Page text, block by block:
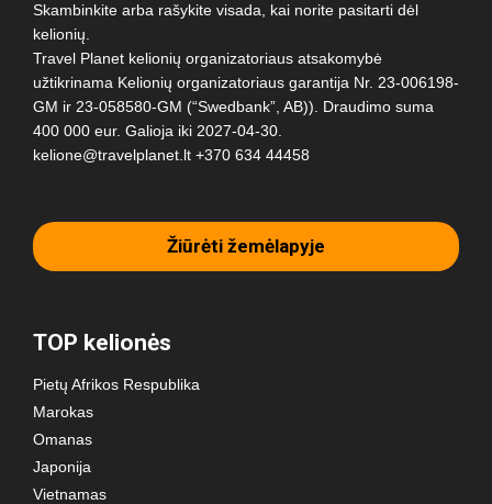
Skambinkite arba rašykite visada, kai norite pasitarti dėl
kelionių.
Travel Planet kelionių organizatoriaus atsakomybė
užtikrinama Kelionių organizatoriaus garantija Nr. 23-006198-
GM ir 23-058580-GM (“Swedbank”, AB)). Draudimo suma
400 000 eur. Galioja iki 2027-04-30.
kelione@travelplanet.lt +370 634 44458
Žiūrėti žemėlapyje
TOP kelionės
Pietų Afrikos Respublika
Marokas
Omanas
Japonija
Vietnamas